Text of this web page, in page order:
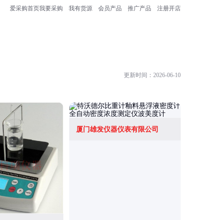
爱采购首页我要采购 我有货源 会员产品 推广产品 注册开店
更新时间：2026-06-10
厦门雄发仪器仪表有限公司